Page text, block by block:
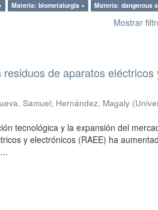
Materia: biometalurgia × Materia: dangerous
Mostrar
de aparatos eléctricos
Samuel; Hernández, Magaly (
tecnológica y la expansión del
y electrónicos (RAEE) ha